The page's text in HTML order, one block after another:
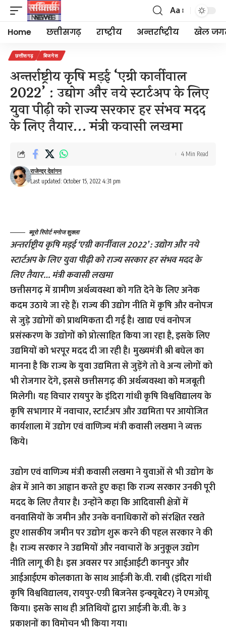
Font
Resizer
Aa
Home छत्तीसगढ़ राष्ट्रीय अन्तर्राष्ट्रीय खेल
छत्तीसगढ़ बिजनेस
अन्तर्राष्ट्रीय कृषि मड़ई ‘एग्री कार्नीवाल
2022’ : उद्योग और नये स्टार्टअप के लिए
युवा पीढ़ी को राज्य सरकार हर संभव मदद
के लिए तैयार… मंत्री कवासी लखमा
Last updated: October 15, 2022 4:31 pm
राजेन्द्र देवांगन
4 Min Read
ब्यूरो रिपोर्ट मनोज शुक्ला
अन्तर्राष्ट्रीय कृषि मड़ई ‘एग्री कार्नीवाल 2022’ : उद्योग और नये
स्टार्टअप के लिए युवा पीढ़ी को राज्य सरकार हर संभव मदद के
लिए तैयार… मंत्री कवासी लखमा
छत्तीसगढ़ में ग्रामीण अर्थव्यवस्था को गति देने के लिए अनेक
कदम उठाये जा रहे हैं। राज्य की उद्योग नीति में कृषि और वनोपज
से जुड़े उद्योगों को प्राथमिकता दी गई है। खाद्य एवं वनोपज
प्रसंस्करण के उद्योगों को प्रोत्साहित किया जा रहा है, इसके लिए
उद्यमियों को भरपूर मदद दी जा रही है। मुख्यमंत्री श्री बघेल का
मानना है कि राज्य के युवा उद्यमिता से जुड़ेंगे तो वे अन्य लोगों को
भी रोजगार देंगे, इससे छत्तीसगढ़ की अर्थव्यवस्था को मजबूती
मिलेगी। यह विचार रायपुर के इंदिरा गांधी कृषि विश्वविद्यालय के
कृषि सभागार में नवाचार, स्टार्टअप और उद्यमिता पर आयोजित
कार्यशाला में उद्योग एवं वाणिज्य मंत्री कवासी लखमा ने व्यक्त
किये।
उद्योग एवं वाणिज्य मंत्री कवासी लखमा ने युवाओं से भी उद्योग के
क्षेत्र में आने का आह्वान करते हुए कहा कि राज्य सरकार उनकी पूरी
मदद के लिए तैयार है। उन्होंने कहा कि आदिवासी क्षेत्रों में
वनवासियों के जमीन और उनके वनाधिकारों को संरक्षित रखते
हुए शासकीय जमीन पर उद्योग शुरू करने की पहल सरकार ने की
है। राज्य सरकार ने उद्यमियों और नवाचारों के अनुकूल उद्योग
नीति लागू की है। इस अवसर पर आईआईटी कानपुर और
आईआईएम कोलकाता के साथ आईजी के.वी. राबी (इंदिरा गांधी
कृषि विश्वविद्यालय, रायपुर-एग्री बिजनेस इन्क्यूबेटर) ने एमओयू
किया। इसके साथ ही अतिथियों द्वारा आईजी के.वी. के 3
प्रकाशनों का विमोचन भी किया गया।